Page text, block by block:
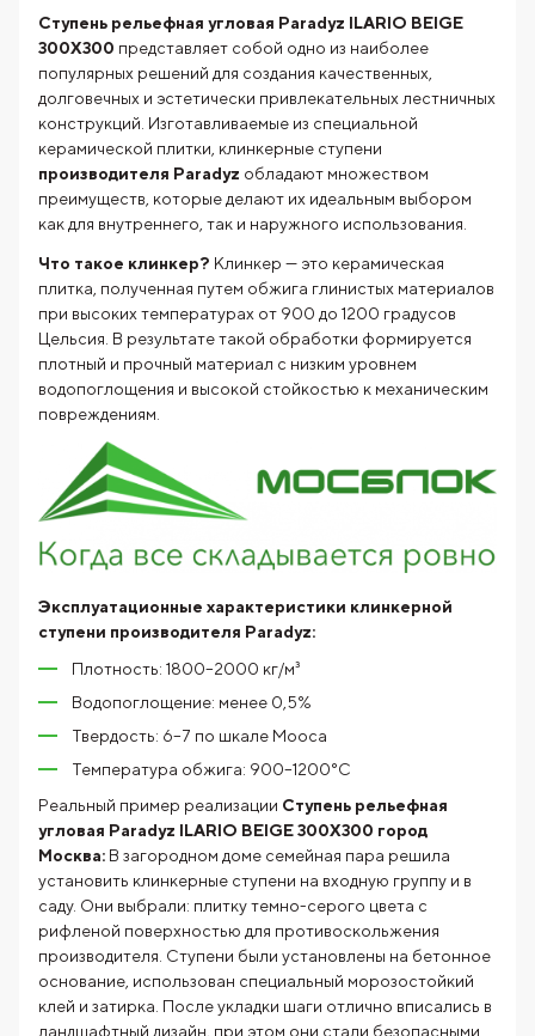
Ступень рельефная угловая Paradyz ILARIO BEIGE
300X300 представляет собой одно из наиболее
популярных решений для создания качественных,
долговечных и эстетически привлекательных лестничных
конструкций. Изготавливаемые из специальной
керамической плитки, клинкерные ступени
производителя Paradyz обладают множеством
преимуществ, которые делают их идеальным выбором
как для внутреннего, так и наружного использования.
Что такое клинкер? Клинкер — это керамическая
плитка, полученная путем обжига глинистых материалов
при высоких температурах от 900 до 1200 градусов
Цельсия. В результате такой обработки формируется
плотный и прочный материал с низким уровнем
водопоглощения и высокой стойкостью к механическим
повреждениям.
Эксплуатационные характеристики клинкерной
ступени производителя Paradyz:
Плотность: 1800–2000 кг/м³
Водопоглощение: менее 0,5%
Твердость: 6–7 по шкале Мооса
Температура обжига: 900–1200°C
Реальный пример реализации Ступень рельефная
угловая Paradyz ILARIO BEIGE 300X300 город
Москва: В загородном доме семейная пара решила
установить клинкерные ступени на входную группу и в
саду. Они выбрали: плитку темно-серого цвета с
рифленой поверхностью для противоскольжения
производителя. Ступени были установлены на бетонное
основание, использован специальный морозостойкий
клей и затирка. После укладки шаги отлично вписались в
ландшафтный дизайн, при этом они стали безопасными